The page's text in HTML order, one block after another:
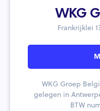
WKG
Frankrijklei
WKG Groep
gelegen in
BTW